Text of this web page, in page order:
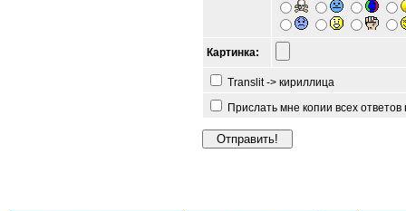
Картинка:
Translit -> кириллица
Прислать мне копии всех